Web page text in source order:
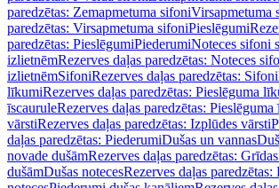
paredzētas: Zemapmetuma sifoniVirsapmetuma
paredzētas: Virsapmetuma sifoniPieslēgumi
paredzētas: PieslēgumiPiederumiNoteces sifoni
izlietnēmRezerves daļas paredzētas: Noteces
izlietnēmSifoniRezerves daļas paredzētas: Sifoni
līkumiRezerves daļas paredzētas: Pieslēguma
īscauruleRezerves daļas paredzētas: Pieslēguma
vārstiRezerves daļas paredzētas: Izplūdes vārsti
daļas paredzētas: PiederumiDušas un vannas
novade dušāmRezerves daļas paredzētas:
dušāmDušas notecesRezerves daļas paredzētas: